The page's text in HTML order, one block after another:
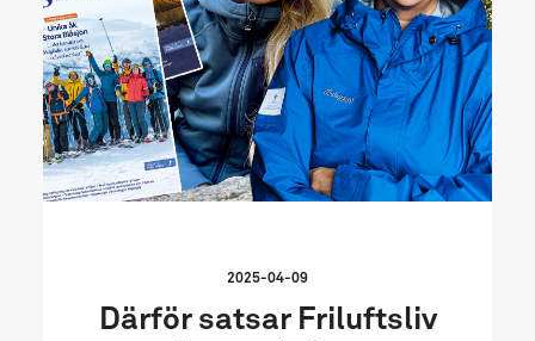
2025-04-09
Därför satsar Friluftsliv